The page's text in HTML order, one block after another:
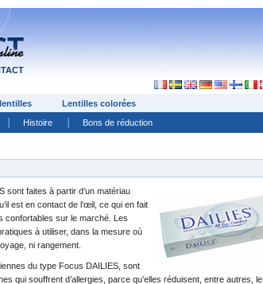
Lentilles colorées
Histoire Bons de réduction
sont faites à partir d’un matériau
est en contact de l’œil, ce qui en fait
confortables sur le marché. Les
à utiliser, dans la mesure où
ni rangement.
du type Focus DAILIES, sont
qui souffrent d’allergies, parce qu’elles réduisent, entre autres, le